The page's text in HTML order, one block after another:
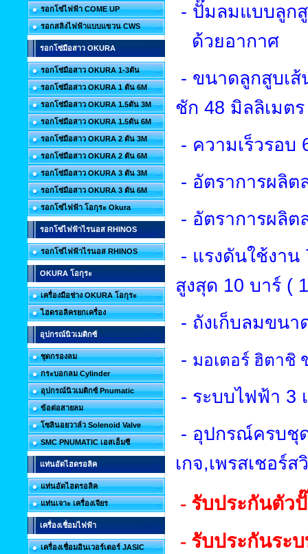
รอกโซ่ไฟฟ้า COME UP
รอกสลิงไฟฟ้าแบบแขวน CWS
รอกโซ่มือสาว OKURA
รอกโซ่มือสาว OKURA 1-3ตัน
รอกโซ่มือสาว OKURA 1 ตัน 6M
รอกโซ่มือสาว OKURA 1.5ตัน 3M
รอกโซ่มือสาว OKURA 1.5ตัน 6M
รอกโซ่มือสาว OKURA 2 ตัน 3M
รอกโซ่มือสาว OKURA 2 ตัน 6M
รอกโซ่มือสาว OKURA 3 ตัน 3M
รอกโซ่มือสาว OKURA 3 ตัน 6M
รอกโซ่ไฟฟ้า โอกุระ Okura
รอกโซ่ไฟฟ้าไรนอส RHINOS
รอกโซ่ไฟฟ้าไรนอส RHINOS
OKURA โอกุระ
เครื่องมือช่าง OKURA โอกุระ
ไฮดรอลิครยกเครื่อง
อุปกรณ์นิวเมติกซ์
ชุดกรองลม
กระบอกลม Cylinder
อุปกรณ์นิวเมติกซ์ Pnumatic
ข้อต่อสายลม
โซลินอยวาล์ว Solenoid Valve
SMC PNUMATIC เอสเอ็มซี
แท่นอัดไฮดรอลิค
แท่นอัดไฮดรอลิค
แท่นเจาะ เครื่องเจียร
เครื่องเชื่อมไฟฟ้า
เครื่องเชื่อมอินเวอร์เตอร์ JASIC
- ปั๊มลมแบบลูก
ด้วยอากาศ
- ขนาดลูกสูบเ
ชัก 48 มิลลิเมตร
- ความเร็วรอบ
- อัตราการผลิ
- อัตราการผลิ
- แรงดันใช้งาน
สูงสุด 10 บาร์ (
- ถังเก็บลมขน
- มอเตอร์ ฮิตาชิ
- ระบบไฟฟ้า 3
- อุปกรณ์ครบชุ
เกจ,เพรสเชอร์ส
- รับประกันตัว
- รับประกันระ